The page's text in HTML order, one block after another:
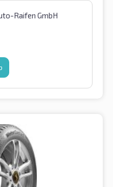
Raifen GmbH